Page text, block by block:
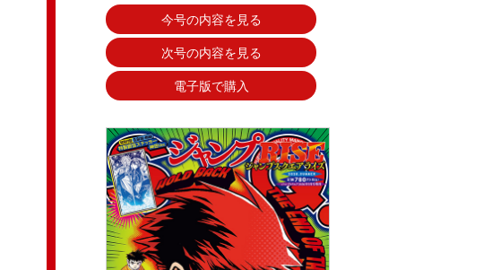
今号の内容を見る
次号の内容を見る
電子版で購入